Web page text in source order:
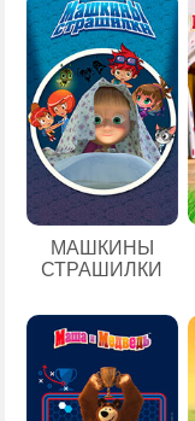
МАШКИНЫ
СТРАШИЛКИ